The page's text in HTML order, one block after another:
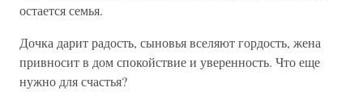
остается семья.
Дочка дарит радость, сыновья вселяют гордость, жена
привносит в дом спокойствие и уверенность. Что еще
нужно для счастья?